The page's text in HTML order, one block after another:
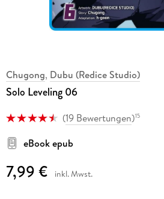
Chugong, Dubu (Redice Studio)
Solo Leveling 06
(19 Bewertungen)15
eBook epub
7,99 € inkl. Mwst.